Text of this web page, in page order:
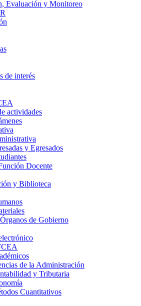
Evaluación y Monitoreo
de interés
actividades
y Egresados
Docente
y Biblioteca
de Gobierno
de la Administración
y Tributaria
Cuantitativos